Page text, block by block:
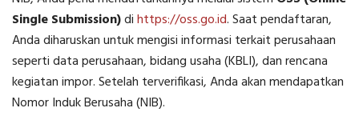
Single Submission)dihttps://oss.go.id. Saat pendaftaran,
Anda diharuskan untuk mengisi informasi terkait perusahaan
seperti data perusahaan, bidang usaha (KBLI), dan rencana
kegiatan impor. Setelah terverifikasi, Anda akan mendapatkan
Nomor Induk Berusaha (NIB).